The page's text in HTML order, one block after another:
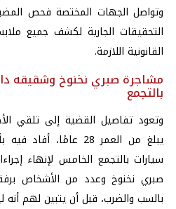
وتواصل الجهات المختصة فحص
التحقيقات الجارية لكشف جميع
القانونية اللازمة.
مشاجرة صبري نخنوخ وشقيقه
بالتجمع
وتعود تفاصيل القضية إلى تلقي
يبلغ من العمر 28
سيارات بالتجمع الخامس لإنهاء
صبري نخنوخ وعدد من الأشخاص
بالسب والضرب، قبل أن يتبين لهم